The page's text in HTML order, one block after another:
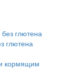
глютена
глютена
кормящим